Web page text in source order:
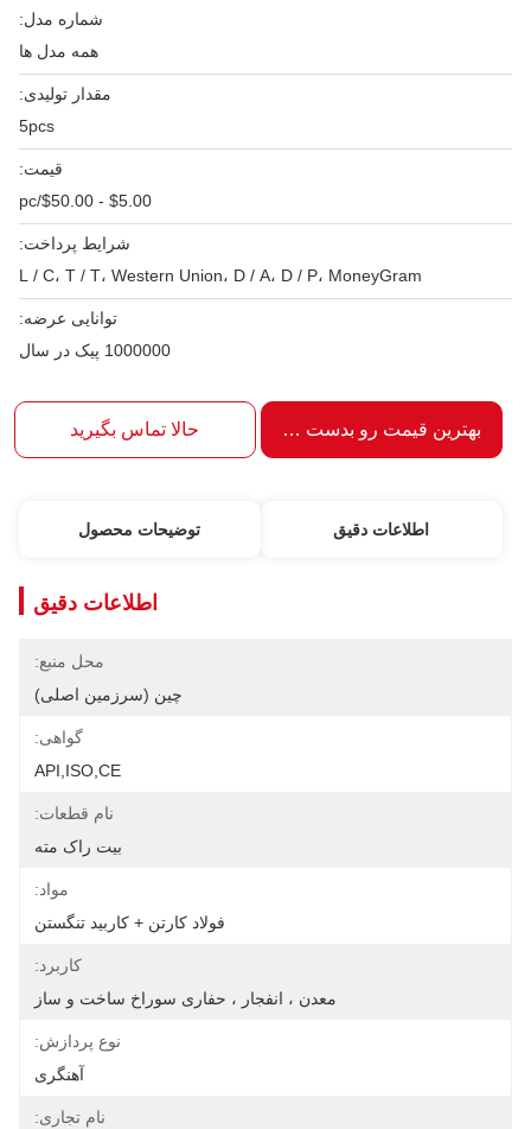
شماره مدل:
همه مدل ها
مقدار تولیدی:
5pcs
قیمت:
$5.00 - $50.00/pc
شرایط پرداخت:
L / C، T / T، Western Union، D / A، D / P، MoneyGram
توانایی عرضه:
1000000 پیک در سال
بهترین قیمت رو بدست بیار حالا تماس بگیرید
اطلاعات دقیق توضیحات محصول
اطلاعات دقیق
محل منبع:
چین (سرزمین اصلی)
گواهی:
API,ISO,CE
نام قطعات:
بیت راک مته
مواد:
فولاد کارتن + کاربید تنگستن
کاربرد:
معدن ، انفجار ، حفاری سوراخ ساخت و ساز
نوع پردازش:
آهنگری
نام تجاری: